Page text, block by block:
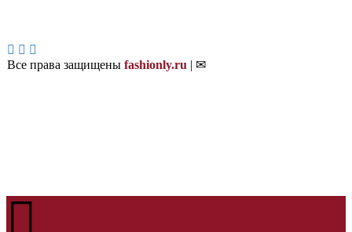
Все права защищены fashionly.ru | ✉